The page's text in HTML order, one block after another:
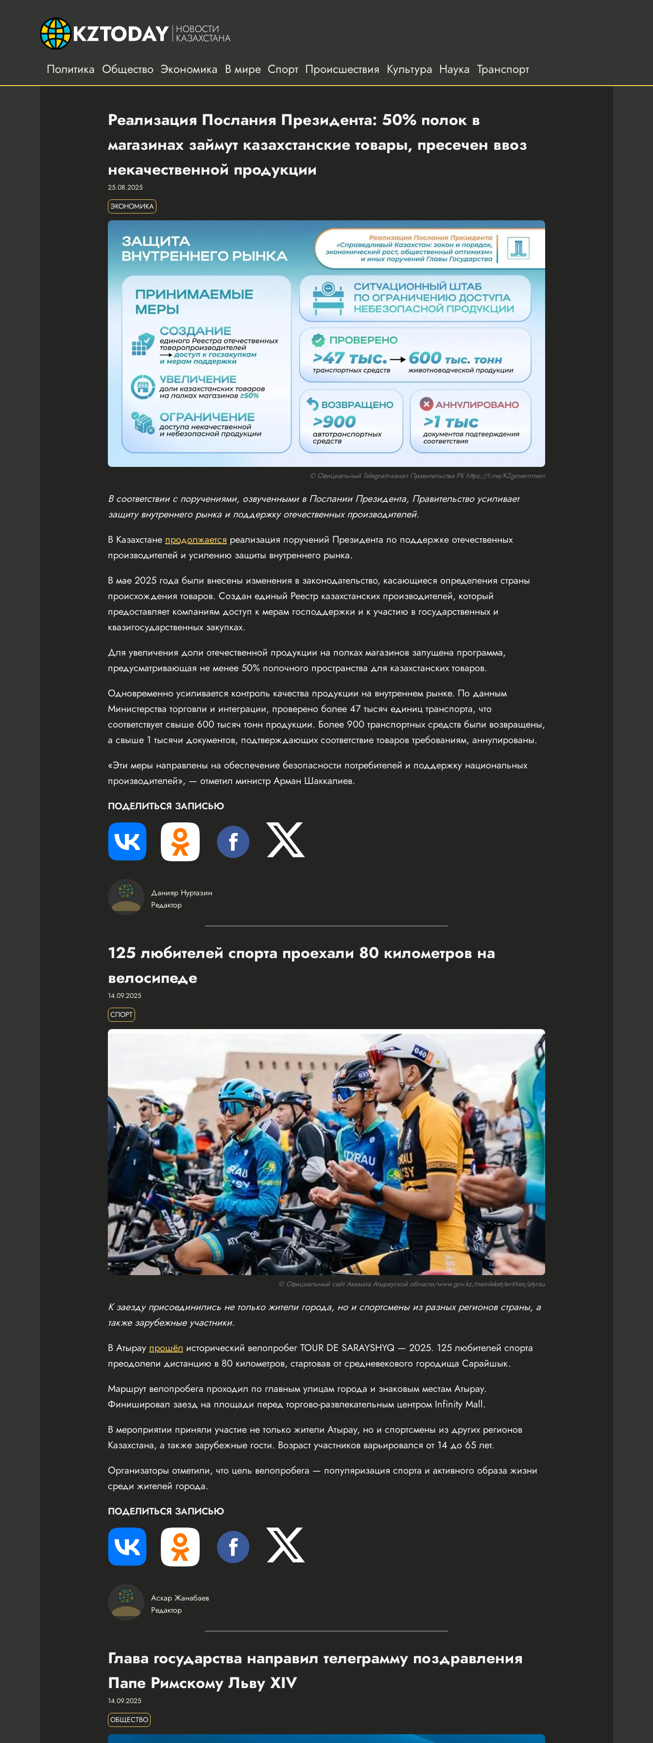
Политика Общество Экономика В мире Спорт Происшествия Культура Наука Транспорт
Реализация Послания Президента: 50% полок в
магазинах займут казахстанские товары, пресечен ввоз
некачественной продукции
25.08.2025
ЭКОНОМИКА
© Официальный Telegram-канал Правительства РК https://t.me/KZgovernment
В соответствии с поручениями, озвученными в Послании Президента, Правительство усиливает
защиту внутреннего рынка и поддержку отечественных производителей.
В Казахстане продолжается реализация поручений Президента по поддержке отечественных
производителей и усилению защиты внутреннего рынка.
В мае 2025 года были внесены изменения в законодательство, касающиеся определения страны
происхождения товаров. Создан единый Реестр казахстанских производителей, который
предоставляет компаниям доступ к мерам господдержки и к участию в государственных и
квазигосударственных закупках.
Для увеличения доли отечественной продукции на полках магазинов запущена программа,
предусматривающая не менее 50% полочного пространства для казахстанских товаров.
Одновременно усиливается контроль качества продукции на внутреннем рынке. По данным
Министерства торговли и интеграции, проверено более 47 тысяч единиц транспорта, что
соответствует свыше 600 тысяч тонн продукции. Более 900 транспортных средств были возвращены,
а свыше 1 тысячи документов, подтверждающих соответствие товаров требованиям, аннулированы.
«Эти меры направлены на обеспечение безопасности потребителей и поддержку национальных
производителей», — отметил министр Арман Шаккалиев.
ПОДЕЛИТЬСЯ ЗАПИСЬЮ
Данияр Нуртазин
Редактор
125 любителей спорта проехали 80 километров на
велосипеде
14.09.2025
СПОРТ
© Официальный сайт Акимата Атырауской области/www.gov.kz/memleket/entities/atyrau
К заезду присоединились не только жители города, но и спортсмены из разных регионов страны, а
также зарубежные участники.
В Атырау прошёл исторический велопробег TOUR DE SARAYSHYQ — 2025. 125 любителей спорта
преодолели дистанцию в 80 километров, стартовав от средневекового городища Сарайшык.
Маршрут велопробега проходил по главным улицам города и знаковым местам Атырау.
Финишировал заезд на площади перед торгово-развлекательным центром Infinity Mall.
В мероприятии приняли участие не только жители Атырау, но и спортсмены из других регионов
Казахстана, а также зарубежные гости. Возраст участников варьировался от 14 до 65 лет.
Организаторы отметили, что цель велопробега — популяризация спорта и активного образа жизни
среди жителей города.
ПОДЕЛИТЬСЯ ЗАПИСЬЮ
Аскар Жанабаев
Редактор
Глава государства направил телеграмму поздравления
Папе Римскому Льву XIV
14.09.2025
ОБЩЕСТВО